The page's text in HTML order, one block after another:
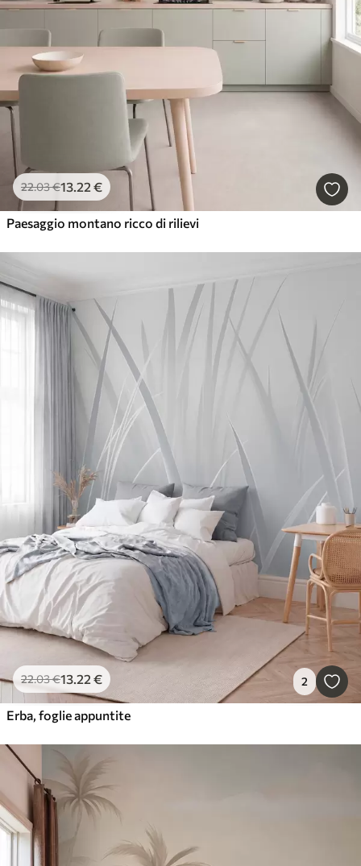
22.03€13.22 €
Paesaggio montano ricco di rilievi
22.03€13.22 € 2
Erba, foglie appuntite